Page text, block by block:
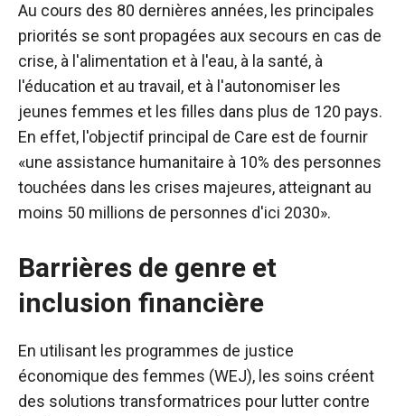
Au cours des 80 dernières années, les principales
priorités se sont propagées aux secours en cas de
crise, à l'alimentation et à l'eau, à la santé, à
l'éducation et au travail, et à l'autonomiser les
jeunes femmes et les filles dans plus de 120 pays.
En effet, l'objectif principal de Care est de fournir
«une assistance humanitaire à 10% des personnes
touchées dans les crises majeures, atteignant au
moins 50 millions de personnes d'ici 2030».
Barrières de genre et
inclusion financière
En utilisant les programmes de justice
économique des femmes (WEJ), les soins créent
des solutions transformatrices pour lutter contre